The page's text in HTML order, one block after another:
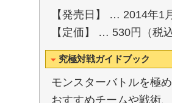
【発売日】 … 2014年1
【定価】 … 530円（税
究極対戦ガイドブック
モンスターバトルを極
おすすめチームや戦術